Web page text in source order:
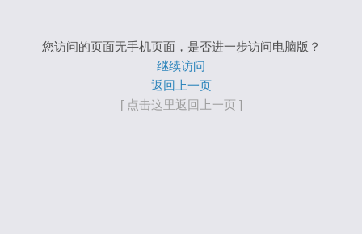
您访问的页面无手机页面，是否进一步访问电脑版？
继续访问
返回上一页
[ 点击这里返回上一页 ]